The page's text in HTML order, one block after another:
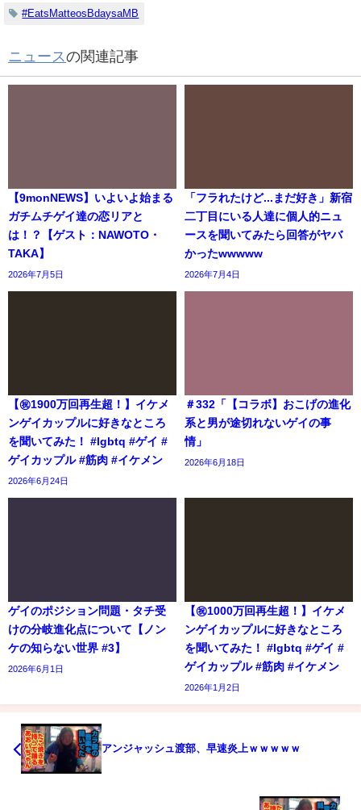
#EatsMatteosBdaysaMB
ニュースの関連記事
【9monNEWS】いよいよ始まる
ガチムチゲイ達の恋リアと
は！？【ゲスト：NAWOTO・
TAKA】
2026年7月5日
「フラれたけど...まだ好き」新宿
二丁目にいる人達に個人的ニュ
ースを聞いてみたら回答がヤバ
かったwwwww
2026年7月4日
【㊗️1900万回再生超！】イケメ
ンゲイカップルに好きなところ
を聞いてみた！ #lgbtq #ゲイ #
ゲイカップル #筋肉 #イケメン
2026年6月24日
＃332「【コラボ】おこげの進化
系と男が途切れないゲイの事
情」
2026年6月18日
ゲイのポジション問題・タチ受
けの分岐進化点について【ノン
ケの知らない世界 #3】
2026年6月1日
【㊗️1000万回再生超！】イケメ
ンゲイカップルに好きなところ
を聞いてみた！ #lgbtq #ゲイ #
ゲイカップル #筋肉 #イケメン
2026年1月2日
アンジャッシュ渡部、早速炎上ｗｗｗｗｗ